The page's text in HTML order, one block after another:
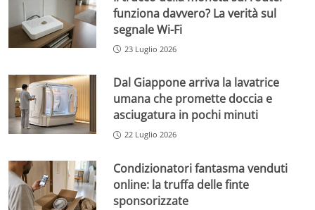
funziona davvero? La verità sul
segnale Wi-Fi
23 Luglio 2026
Dal Giappone arriva la lavatrice
umana che promette doccia e
asciugatura in pochi minuti
22 Luglio 2026
Condizionatori fantasma venduti
online: la truffa delle finte
sponsorizzate